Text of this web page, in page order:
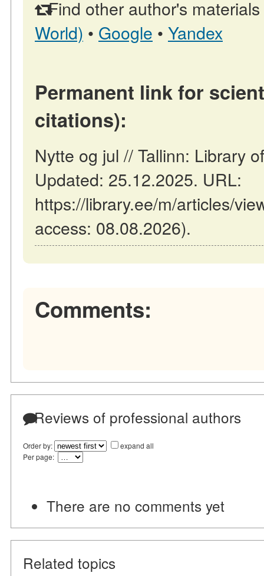
Find other author's
World) • Google • Yandex
Permanent link for
citations):
Nytte og jul // Tallinn: Library
Updated: 25.12.2025. URL:
https://library.ee/m/articles/
access: 08.08.2026).
Comments:
Reviews of professional authors
Order by:
expand all
Per page:
There are no comments yet
Related topics